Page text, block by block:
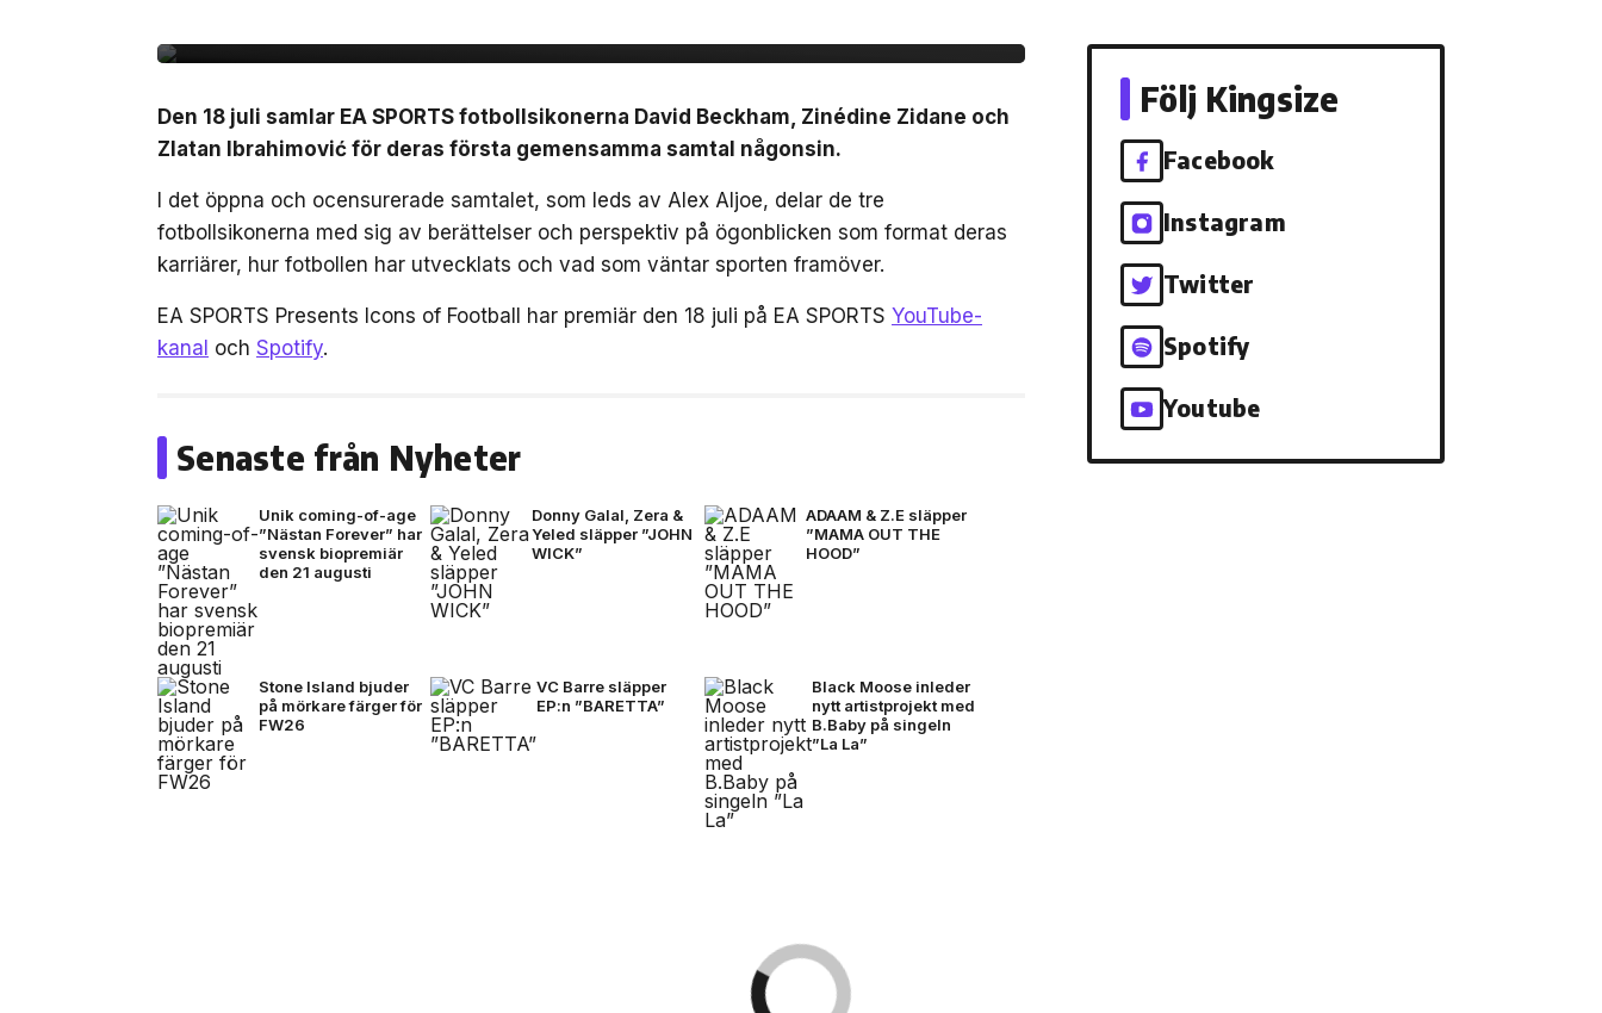
Den 18 juli samlar EA SPORTS fotbollsikonerna David Beckham, Zinédine Zidane och
Zlatan Ibrahimović för deras första gemensamma samtal någonsin.
I det öppna och ocensurerade samtalet, som leds av Alex Aljoe, delar de tre
fotbollsikonerna med sig av berättelser och perspektiv på ögonblicken som format deras
karriärer, hur fotbollen har utvecklats och vad som väntar sporten framöver.
EA SPORTS Presents Icons of Football har premiär den 18 juli på EA SPORTS YouTube-
kanal och Spotify.
Senaste från Nyheter
Unik coming-of-age
”Nästan Forever” har
svensk biopremiär
den 21 augusti
Donny Galal, Zera &
Yeled släpper ”JOHN
WICK”
ADAAM & Z.E släpper
”MAMA OUT THE
HOOD”
Stone Island bjuder
på mörkare färger för
FW26
VC Barre släpper
EP:n ”BARETTA”
Black Moose inleder
nytt artistprojekt med
B.Baby på singeln
”La La”
Följ Kingsize
Facebook
Instagram
Twitter
Spotify
Youtube